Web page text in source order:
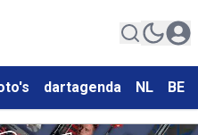
dartagenda NL BE